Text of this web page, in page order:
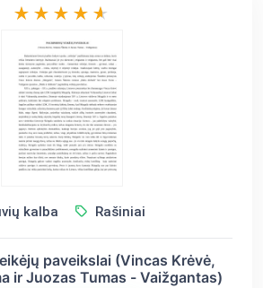
kalba Rašiniai
paveikslai (Vincas Krėvė,
ir Juozas Tumas - Vaižgantas)